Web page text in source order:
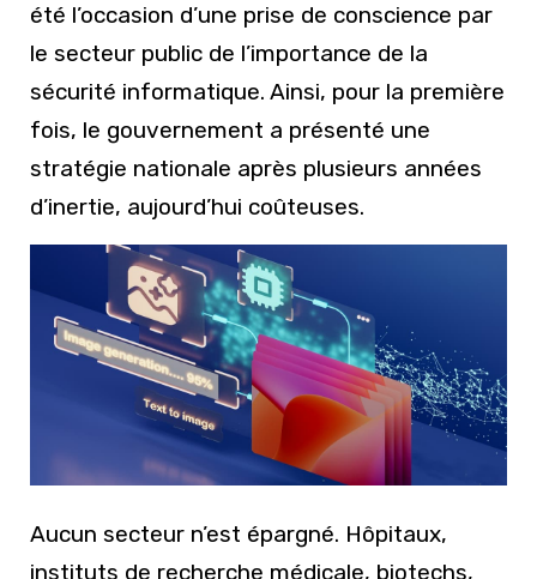
été l’occasion d’une prise de conscience par
le secteur public de l’importance de la
sécurité informatique. Ainsi, pour la première
fois, le gouvernement a présenté une
stratégie nationale après plusieurs années
d’inertie, aujourd’hui coûteuses.
Aucun secteur n’est épargné. Hôpitaux,
instituts de recherche médicale, biotechs,